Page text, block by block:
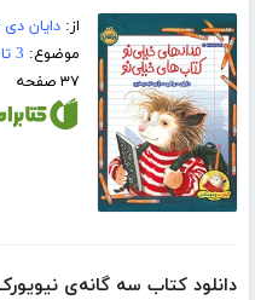
از:دایان
موضوع: 3 تا 5 سال
۳۷ صفحه
دانلود کتاب سه گانه‌ی